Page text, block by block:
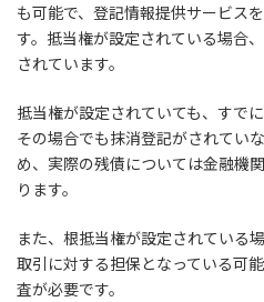
も可能で、登記情報提供サービス
す。抵当権が設定されている場合
されています。
抵当権が設定されていても、すで
その場合でも抹消登記がされてい
め、実際の残債については金融機
ります。
また、根抵当権が設定されている
取引に対する担保となっている可
査が必要です。